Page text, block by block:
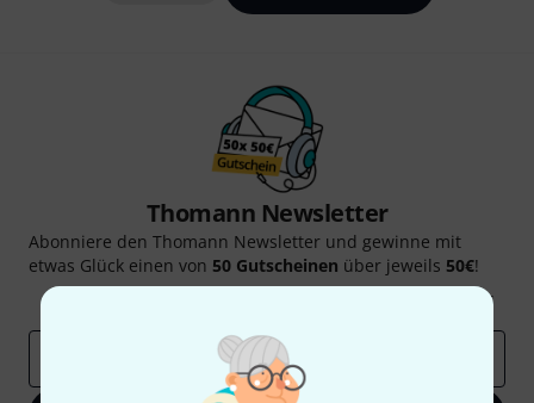
Thomann Newsletter
Abonniere den Thomann Newsletter und gewinne mit
etwas Glück einen von 50 Gutscheinen über jeweils 50€!
Thomann Insights